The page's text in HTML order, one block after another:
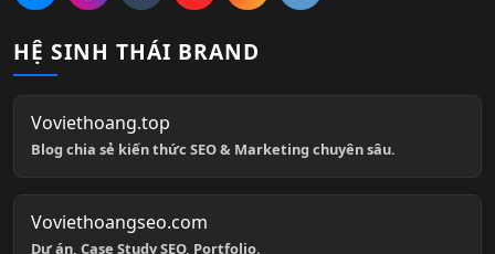
HỆ SINH THÁI BRAND
Voviethoang.top
Blog chia sẻ kiến thức SEO & Marketing chuyên sâu.
Voviethoangseo.com
Dự án, Case Study SEO, Portfolio.